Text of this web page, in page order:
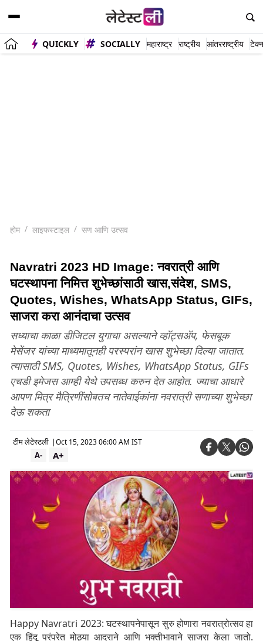
QUICKLY SOCIALLY महाराष्ट्र राष्ट्रीय आंतरराष्ट्रीय
होम लाइफस्टाइल सण आणि उत्सव
Navratri 2023 HD Image: नवरात्री आणि
घटस्थापना निमित्त शुभेच्छांसाठी खास,संदेश, SMS,
Quotes, Wishes, WhatsApp Status, GIFs,
साजरा करा आनंदाचा उत्सव
सध्याचा काळा डीजिटल युगाचा असल्याने व्हॉट्सअ‍ॅप, फेसबूक
मेसेंजर यांच्या माध्यमातूनही परस्परांन खास शुभेच्छा दिल्या जातात.
त्यासाठी SMS, Quotes, Wishes, WhatsApp Status, GIFs
एचडी इमेजस आम्ही येथे उपसब्ध करुन देत आहोत. ज्याचा आधारे
आपण मित्र मैत्रिणींसोबतच नातेवाईकांना नवरात्री सणाच्या शुभेच्छा
देऊ शकता
टीम लेटेस्टली |Oct 15, 2023 06:00 AM IST
A+
A-
Happy Navratri 2023: घटस्थापनेपासून सुरु होणारा नवरात्रोत्सव हा
एक हिंदू परंपरेत मोठ्या आदराने आणि भक्तीभावाने साजरा केला जातो.